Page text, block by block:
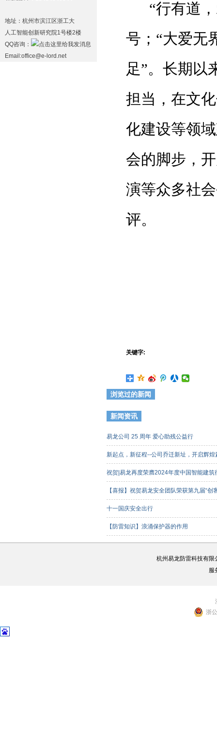
地址：杭州市滨江区浙工大
人工智能创新研究院1号楼2楼
QQ咨询：
Email:office@e-lord.net
“行有道
号； “大爱无
足”。长期以
担当，在文
化建设等领
会的脚步，
演等众多社
评。
关键字:
浏览过的新闻
新闻资讯
易龙公司 25 周年 爱心助残公益行
新起点，新征程--公司乔迁新址，开启辉
祝贺|易龙再度荣膺2024年度中国智能建
【喜报】祝贺易龙安全团队荣获第九届“
十一国庆安全出行
【防雷知识】浪涌保护器的作用
杭州易龙防雷科技有限
服
浙